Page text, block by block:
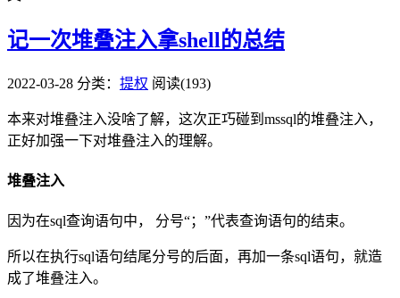
记一次堆叠注入拿shell的总结
2022-03-28 分类： 提权 阅读(193)
本来对堆叠注入没啥了解，这次正巧碰到mssql的堆叠注入，
正好加强一下对堆叠注入的理解。
堆叠注入
因为在sql查询语句中， 分号“；”代表查询语句的结束。
所以在执行sql语句结尾分号的后面，再加一条sql语句，就造
成了堆叠注入。